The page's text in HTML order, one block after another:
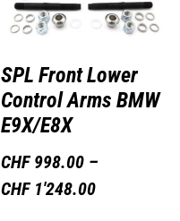
SPL Front Lower
Control Arms BMW
E9X/E8X
CHF998.00 –
CHF1'248.00